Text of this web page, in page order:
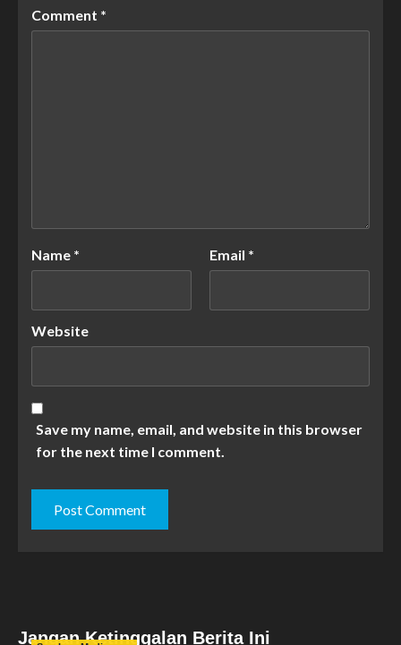
Comment *
Name * Email *
Website
Save my name, email, and website in this browser
for the next time I comment.
Jangan Ketinggalan Berita Ini